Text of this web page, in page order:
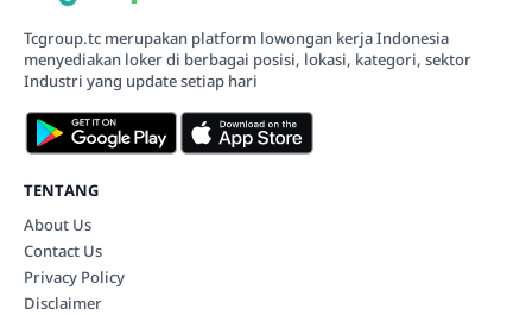
Tcgroup.tc merupakan platform lowongan kerja Indonesia
menyediakan loker di berbagai posisi, lokasi, kategori, sektor
Industri yang update setiap hari
TENTANG
About Us
Contact Us
Privacy Policy
Disclaimer